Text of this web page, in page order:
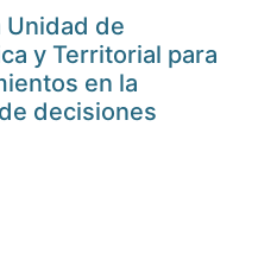
Unidad de
y Territorial para
en la
decisiones